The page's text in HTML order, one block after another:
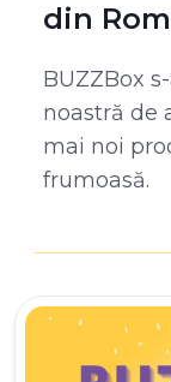
din
BUZZBox
noastră de
mai noi
frumoasă.